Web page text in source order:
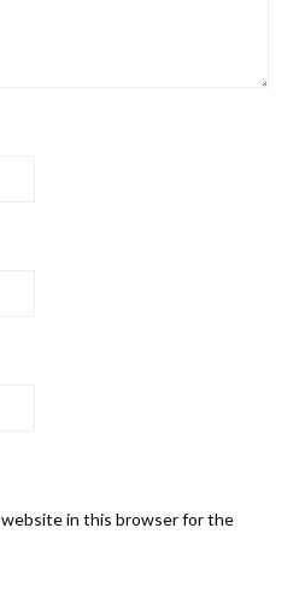
website in this browser for the